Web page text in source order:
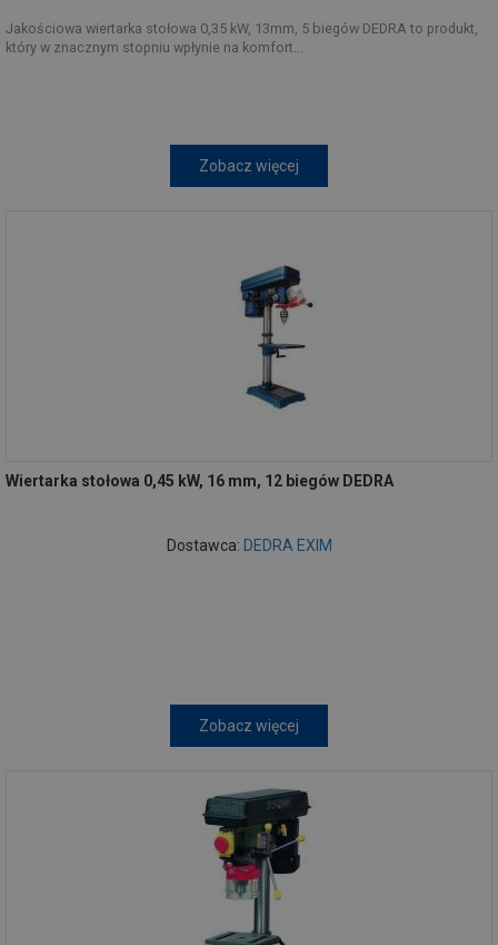
Jakościowa wiertarka stołowa 0,35 kW, 13mm, 5 biegów DEDRA to produkt,
który w znacznym stopniu wpłynie na komfort...
Zobacz więcej
Wiertarka stołowa 0,45 kW, 16 mm, 12 biegów DEDRA
Dostawca: DEDRA EXIM
Zobacz więcej